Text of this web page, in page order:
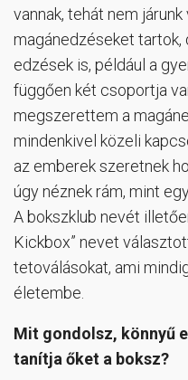
vannak, tehát nem
magánedzéseket tartok,
edzések is, például a
függően két csoportja
megszerettem a
mindenkivel közeli
az emberek szeretnek
úgy néznek rám, mint
A bokszklub nevét
Kickbox” nevet
tetoválásokat, ami
életembe.
Mit gondolsz, könnyű
tanítja őket a boksz?